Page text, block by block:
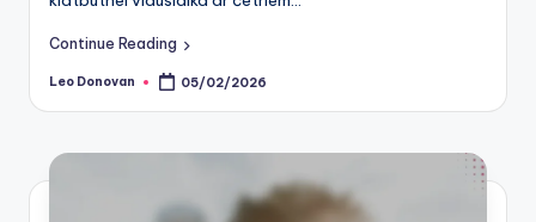
Continue Reading
Posted
Leo Donovan 05/02/2026